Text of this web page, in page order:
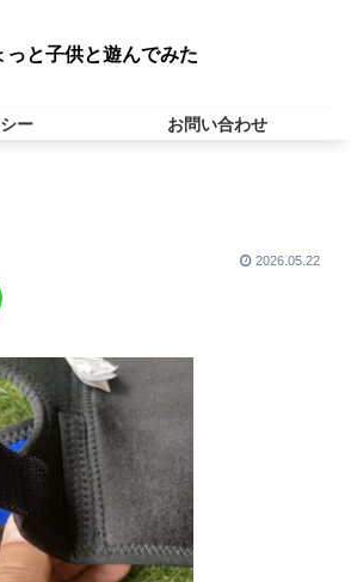
っと子供と遊んでみた
ー お問い合わせ
2026.05.22